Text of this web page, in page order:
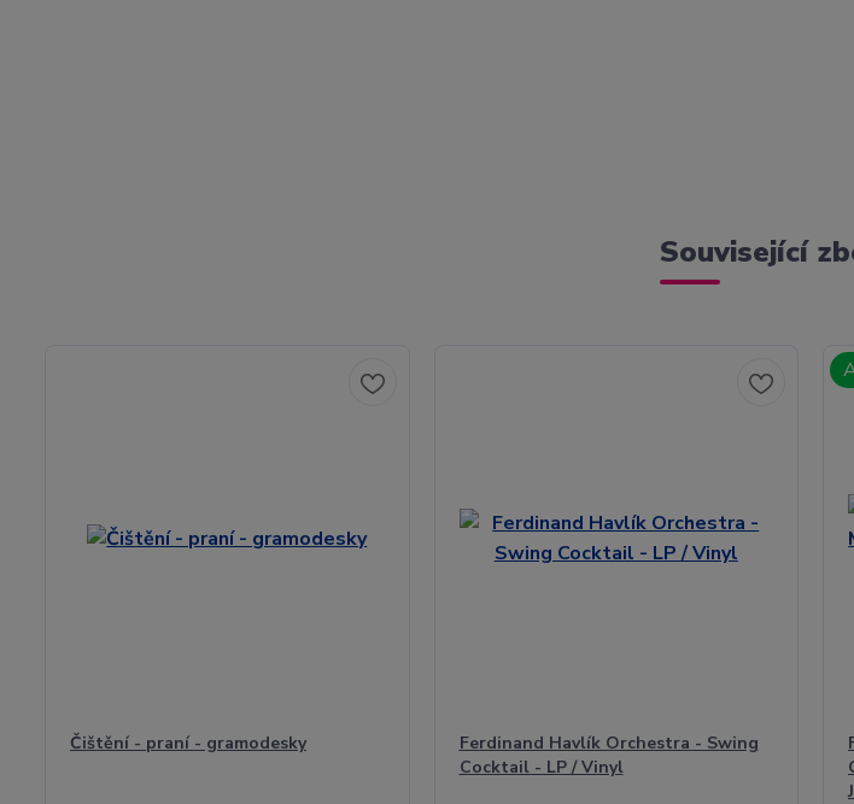
Související
Čištění - praní - gramodesky
Ferdinand Havlík Orchestra - Swing
Cocktail - LP / Vinyl